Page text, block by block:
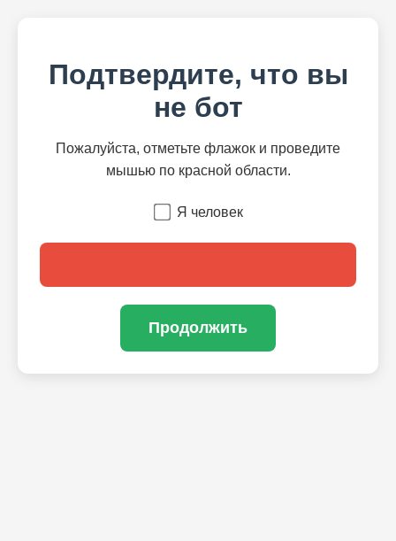
Подтвердите, что вы
не бот
Пожалуйста, отметьте флажок и проведите
мышью по красной области.
Я человек
Продолжить